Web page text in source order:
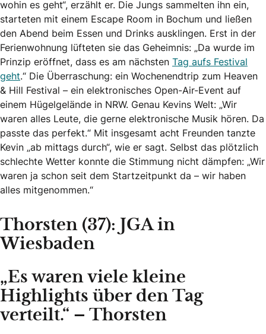
wohin es geht“, erzählt er. Die Jungs sammelten ihn ein,
starteten mit einem Escape Room in Bochum und ließen
den Abend beim Essen und Drinks ausklingen. Erst in der
Ferienwohnung lüfteten sie das Geheimnis: „Da wurde im
Prinzip eröffnet, dass es am nächsten Tag aufs Festival
geht.“ Die Überraschung: ein Wochenendtrip zum Heaven
& Hill Festival – ein elektronisches Open-Air-Event auf
einem Hügelgelände in NRW. Genau Kevins Welt: „Wir
waren alles Leute, die gerne elektronische Musik hören. Da
passte das perfekt.“ Mit insgesamt acht Freunden tanzte
Kevin „ab mittags durch“, wie er sagt. Selbst das plötzlich
schlechte Wetter konnte die Stimmung nicht dämpfen: „Wir
waren ja schon seit dem Startzeitpunkt da – wir haben
alles mitgenommen.“
Thorsten (37): JGA in
Wiesbaden
„Es waren viele kleine
Highlights über den Tag
verteilt.“ – Thorsten